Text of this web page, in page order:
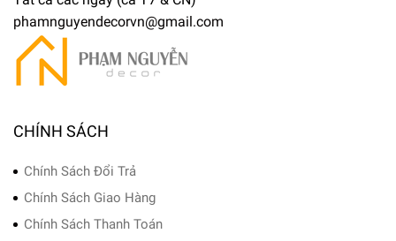
phamnguyendecorvn@gmail.com
CHÍNH SÁCH
Chính Sách Đổi Trả
Chính Sách Giao Hàng
Chính Sách Thanh Toán